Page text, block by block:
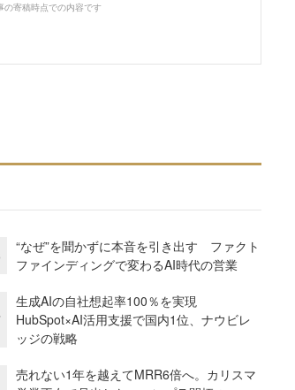
の寄稿時点での内容です
“なぜ”を聞かずに本音を引き出す ファクト
ファインディングで変わるAI時代の営業
生成AIの自社想起率100％を実現
HubSpot×AI活用支援で国内1位、ナウビレ
ッジの戦略
売れない1年を越えてMRR6倍へ。カリスマ